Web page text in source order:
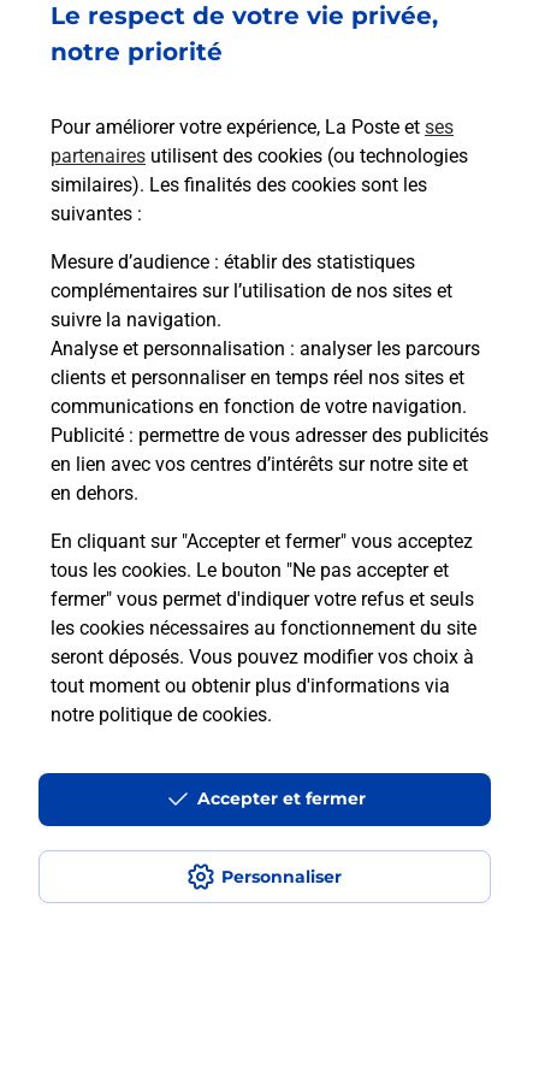
Le respect de votre vie privée,
notre priorité
Pour améliorer votre expérience, La Poste et ses
partenaires utilisent des cookies (ou technologies
similaires). Les finalités des cookies sont les
suivantes :
Mesure d’audience : établir des statistiques
complémentaires sur l’utilisation de nos sites et
suivre la navigation.
Analyse et personnalisation : analyser les parcours
clients et personnaliser en temps réel nos sites et
communications en fonction de votre navigation.
Publicité : permettre de vous adresser des publicités
en lien avec vos centres d’intérêts sur notre site et
en dehors.
En cliquant sur "Accepter et fermer" vous acceptez
tous les cookies. Le bouton "Ne pas accepter et
fermer" vous permet d'indiquer votre refus et seuls
les cookies nécessaires au fonctionnement du site
seront déposés. Vous pouvez modifier vos choix à
tout moment ou obtenir plus d'informations via
notre politique de cookies.
Personnaliser
Accepter et fermer
Acheter un iPhone neuf ou reconditionné
Vous recherchez un smartphone pas cher proche
de chez vous ? Découvrez notre offre de
téléphones iPhone Apple dans vos bureaux de
Poste à PARIS GARE DE LYON (75012) !
En savoir plus
Questions fréquemment posées
Quel est le prix d’une photocopie ?
Où faire des photocopies à proximité
?
Comment faire des photocopies ?
Paris 12ème arrondissement
PARIS GARE DE LYON
Photocopier